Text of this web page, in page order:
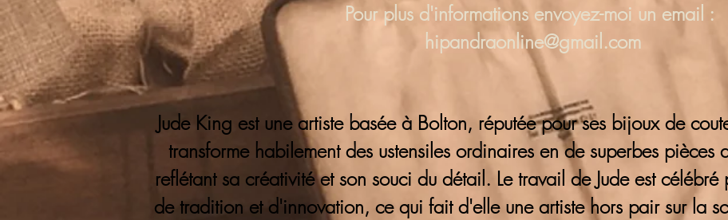
Pour plus d'informations envoyez-moi un email :
hipandraonline@gmail.com
Jude King est une artiste basée à Bolton, réputée pour ses bijoux de
transforme habilement des ustensiles ordinaires en de superbes pièces
reflétant sa créativité et son souci du détail. Le travail de Jude est
de tradition et d'innovation, ce qui fait d'elle une artiste hors pair sur la